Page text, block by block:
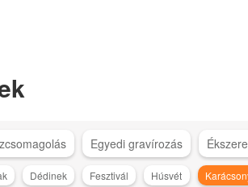
Egyedi gravírozás
Dédinek Fesztivál Húsvét